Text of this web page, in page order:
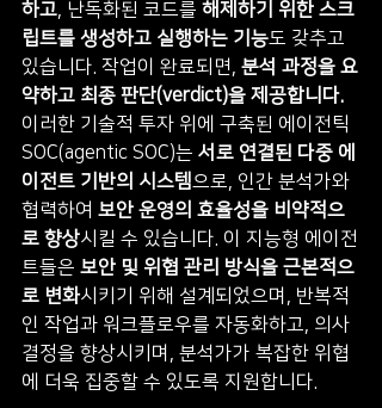
하고, 난독화된 코드를 해제하기 위한 스크
립트를 생성하고 실행하는 기능도 갖추고
있습니다. 작업이 완료되면, 분석 과정을 요
약하고 최종 판단(verdict)을 제공합니다.
이러한 기술적 투자 위에 구축된 에이전틱
SOC(agentic SOC)는 서로 연결된 다중 에
이전트 기반의 시스템으로, 인간 분석가와
협력하여 보안 운영의 효율성을 비약적으
로 향상시킬 수 있습니다. 이 지능형 에이전
트들은 보안 및 위협 관리 방식을 근본적으
로 변화시키기 위해 설계되었으며, 반복적
인 작업과 워크플로우를 자동화하고, 의사
결정을 향상시키며, 분석가가 복잡한 위협
에 더욱 집중할 수 있도록 지원합니다.